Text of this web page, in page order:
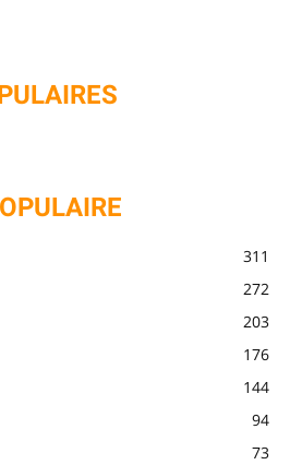
311
272
203
176
144
94
73